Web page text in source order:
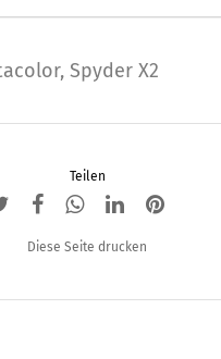
, Spyder X2
Teilen
Diese Seite drucken